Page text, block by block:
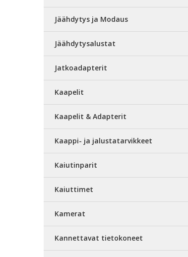
Jäähdytys ja Modaus
Jäähdytysalustat
Jatkoadapterit
Kaapelit
Kaapelit & Adapterit
Kaappi- ja jalustatarvikkeet
Kaiutinparit
Kaiuttimet
Kamerat
Kannettavat tietokoneet